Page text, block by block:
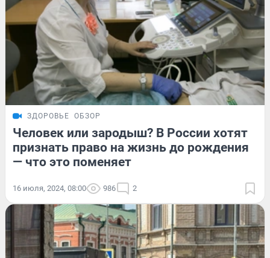
ЗДОРОВЬЕ ОБЗОР
Человек или зародыш? В России хотят
признать право на жизнь до рождения
— что это поменяет
16 июля, 2024, 08:00 986 2